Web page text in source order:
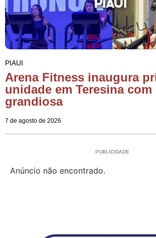
PIAUI
Arena Fitness inaugura
unidade em Teresina
grandiosa
7 de agosto de 2026
PUBLICIDADE
Anúncio não encontrado.